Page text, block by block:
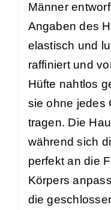
Männer
Angaben des
elastisch und
raffiniert und
Hüfte nahtlos
sie ohne jedes
tragen. Die
während sich
perfekt an die
Körpers
die